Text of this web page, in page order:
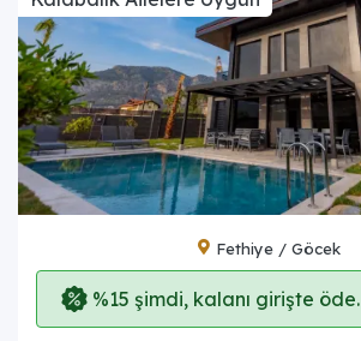
Fethiye / Göcek
%15 şimdi, kalanı girişte öde.